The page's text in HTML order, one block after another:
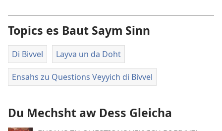
Topics es Baut Saym Sinn
Di Bivvel Layva un da Doht
Ensahs zu Questions Veyyich di Bivvel
Du Mechsht aw Dess Gleicha